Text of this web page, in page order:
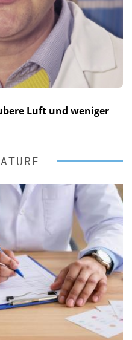
Luft und weniger